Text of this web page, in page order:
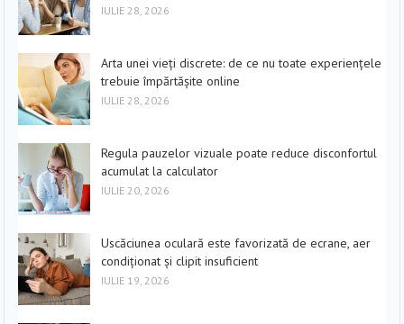
IULIE 28, 2026
Arta unei vieți discrete: de ce nu toate experiențele
trebuie împărtășite online
IULIE 28, 2026
Regula pauzelor vizuale poate reduce disconfortul
acumulat la calculator
IULIE 20, 2026
Uscăciunea oculară este favorizată de ecrane, aer
condiționat și clipit insuficient
IULIE 19, 2026